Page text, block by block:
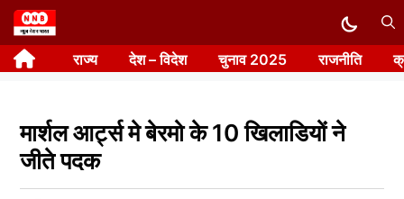
Skip
to
content राज्य देश – विदेश चुनाव 2025 राजनीति
मार्शल आर्ट्स मे बेरमो के 10 खिलाडियों ने
जीते पदक